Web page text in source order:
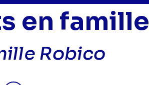
diffusion
en famille
Robico